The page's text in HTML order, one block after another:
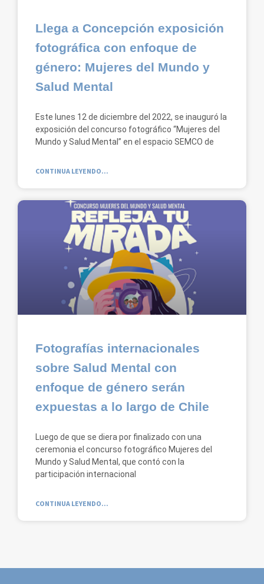
Llega a Concepción exposición
fotográfica con enfoque de
género: Mujeres del Mundo y
Salud Mental
Este lunes 12 de diciembre del 2022, se inauguró la
exposición del concurso fotográfico “Mujeres del
Mundo y Salud Mental” en el espacio SEMCO de
CONTINUA LEYENDO...
Fotografías internacionales
sobre Salud Mental con
enfoque de género serán
expuestas a lo largo de Chile
Luego de que se diera por finalizado con una
ceremonia el concurso fotográfico Mujeres del
Mundo y Salud Mental, que contó con la
participación internacional
CONTINUA LEYENDO...